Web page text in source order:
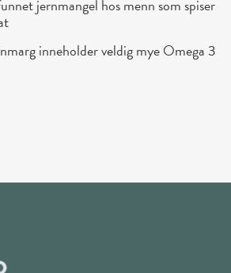
jernmangel hos menn som spiser
inneholder veldig mye Omega 3